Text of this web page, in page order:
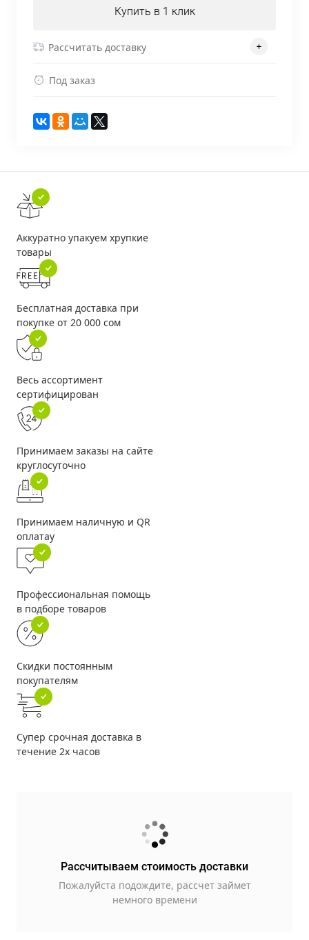
Купить в 1 клик
Рассчитать доставку
Под заказ
Аккуратно упакуем хрупкие
товары
Бесплатная доставка при
покупке от 20 000 сом
Весь ассортимент
сертифицирован
Принимаем заказы на сайте
круглосуточно
Принимаем наличную и QR
оплатау
Профессиональная помощь
в подборе товаров
Скидки постоянным
покупателям
Супер срочная доставка в
течение 2х часов
Рассчитываем стоимость доставки
Пожалуйста подождите, рассчет займет
немного времени